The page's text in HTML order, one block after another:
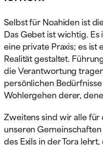
Selbst für Noahiden ist
Das Gebet ist wichtig.
eine private Praxis; es ist
Realität gestaltet.
die Verantwortung
persönlichen
Wohlergehen derer,
Zweitens sind wir alle für
unseren
des Exils in der Tora